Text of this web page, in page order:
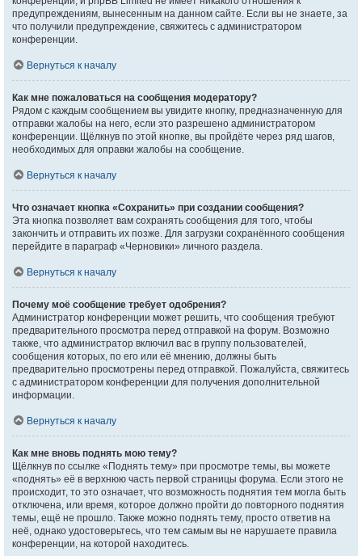
предупреждениям, вынесенным на данном сайте. Если вы не знаете, за
что получили предупреждение, свяжитесь с администратором
конференции.
Вернуться к началу
Как мне пожаловаться на сообщения модератору?
Рядом с каждым сообщением вы увидите кнопку, предназначенную для
отправки жалобы на него, если это разрешено администратором
конференции. Щёлкнув по этой кнопке, вы пройдёте через ряд шагов,
необходимых для оправки жалобы на сообщение.
Вернуться к началу
Что означает кнопка «Сохранить» при создании сообщения?
Эта кнопка позволяет вам сохранять сообщения для того, чтобы
закончить и отправить их позже. Для загрузки сохранённого сообщения
перейдите в параграф «Черновики» личного раздела.
Вернуться к началу
Почему моё сообщение требует одобрения?
Администратор конференции может решить, что сообщения требуют
предварительного просмотра перед отправкой на форум. Возможно
также, что администратор включил вас в группу пользователей,
сообщения которых, по его или её мнению, должны быть
предварительно просмотрены перед отправкой. Пожалуйста, свяжитесь
с администратором конференции для получения дополнительной
информации.
Вернуться к началу
Как мне вновь поднять мою тему?
Щёлкнув по ссылке «Поднять тему» при просмотре темы, вы можете
«поднять» её в верхнюю часть первой страницы форума. Если этого не
происходит, то это означает, что возможность поднятия тем могла быть
отключена, или время, которое должно пройти до повторного поднятия
темы, ещё не прошло. Также можно поднять тему, просто ответив на
неё, однако удостоверьтесь, что тем самым вы не нарушаете правила
конференции, на которой находитесь.